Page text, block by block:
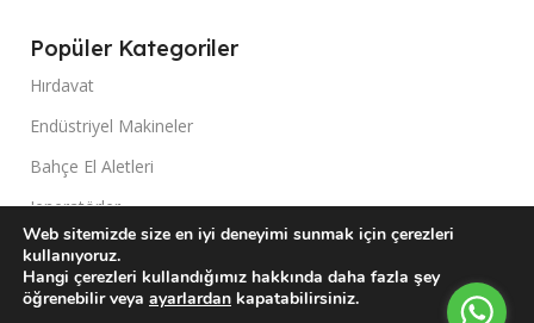
Popüler Kategoriler
Hırdavat
Endüstriyel Makineler
Bahçe El Aletleri
Jeneratörler
Su Motoru
Müşteri Paneli
Web sitemizde size en iyi deneyimi sunmak için çerezleri
kullanıyoruz.
Hangi çerezleri kullandığımız hakkında daha fazla şey
öğrenebilir veya ayarlardan kapatabilirsiniz.